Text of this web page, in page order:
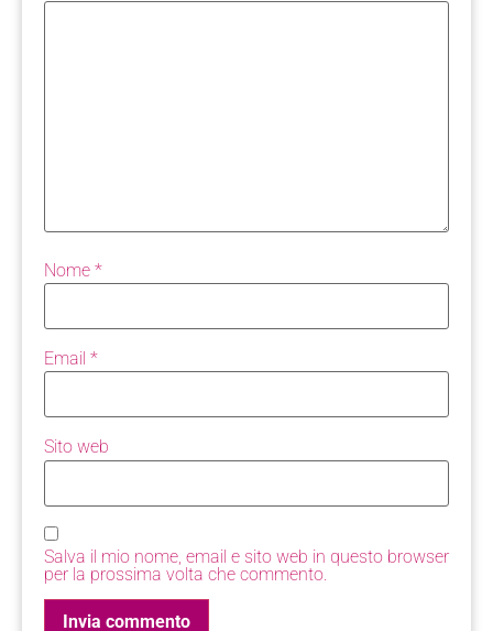
Nome *
Email *
Sito web
Salva il mio nome, email e sito web in questo browser
per la prossima volta che commento.